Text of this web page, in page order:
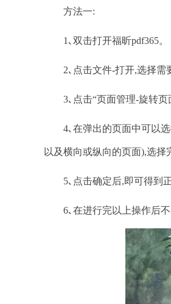
方法一:
1､双击打开福昕pdf365。
2､点击文件-打开,选择需
3､点击“页面管理-旋转页
4､在弹出的页面中可以选
以及横向或纵向的页面),选择
5､点击确定后,即可得到正
6､在进行完以上操作后不